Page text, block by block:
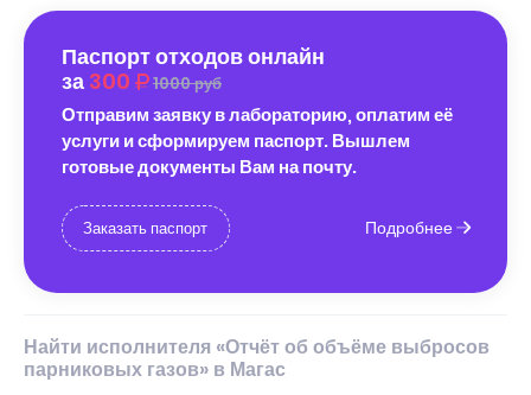
Паспорт отходов онлайн
за 300 1000 руб
Отправим заявку в лабораторию, оплатим её
услуги и сформируем паспорт. Вышлем
готовые документы Вам на почту.
Заказать паспорт Подробнее
Найти исполнителя «Отчёт об объёме выбросов
парниковых газов» в Магас